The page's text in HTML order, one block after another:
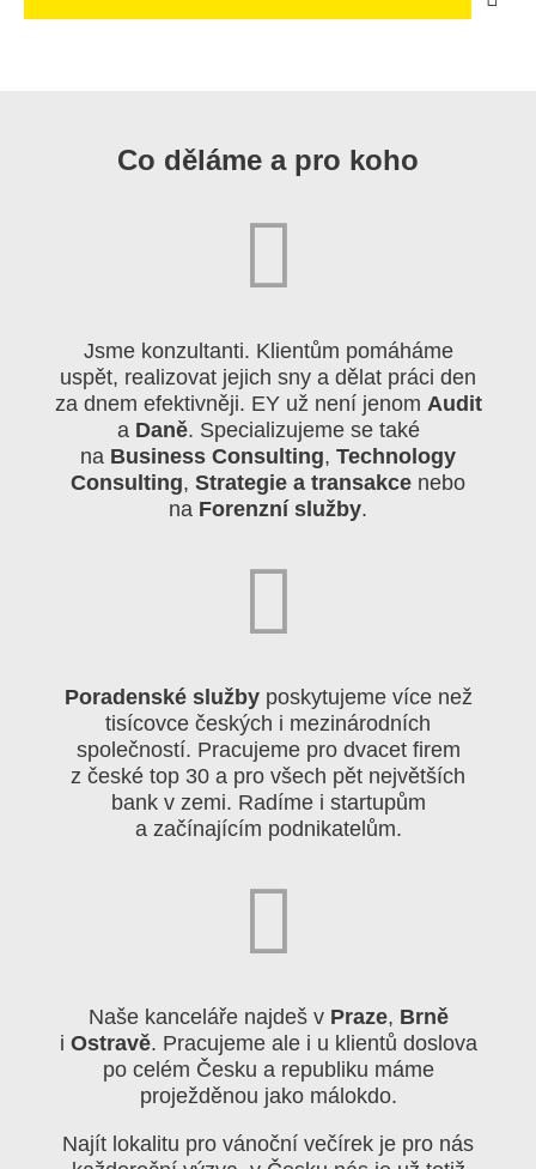
Co děláme a pro koho
Jsme konzultanti. Klientům pomáháme
uspět, realizovat jejich sny a dělat práci den
za dnem efektivněji. EY už není jenom Audit
a Daně. Specializujeme se také
na Business Consulting, Technology
Consulting, Strategie a transakce nebo
na Forenzní služby.
Poradenské službyposkytujeme více než
tisícovce českých i mezinárodních
společností. Pracujeme pro dvacet firem
z české top 30 a pro všech pět největších
bank v zemi. Radíme i startupům
a začínajícím podnikatelům.
Naše kanceláře najdeš v Praze, Brně
i Ostravě. Pracujeme ale i u klientů doslova
po celém Česku a republiku máme
proježděnou jako málokdo.
Najít lokalitu pro vánoční večírek je pro nás